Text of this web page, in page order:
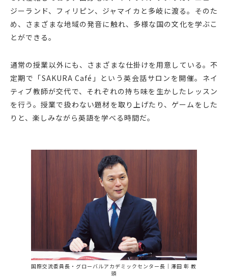
ジーランド、フィリピン、ジャマイカと多岐に渡る。そのた
め、さまざまな地域の発音に触れ、多様な国の文化を学ぶこ
とができる。
通常の授業以外にも、さまざまな仕掛けを用意している。不
定期で「SAKURA Café」という英会話サロンを開催。ネイ
ティブ教師が交代で、それぞれの持ち味を生かしたレッスン
を行う。授業で扱わない題材を取り上げたり、ゲームをした
りと、楽しみながら英語を学べる時間だ。
国際交流委員長・グローバルアカデミックセンター長｜澤田 彰 教
頭